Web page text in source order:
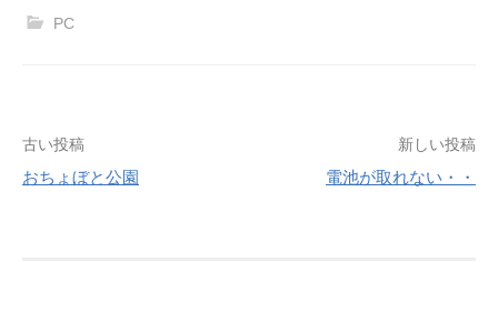
PC
投
稿
古い投稿
おちょぼと公園
新しい投稿
電池が取れない・・